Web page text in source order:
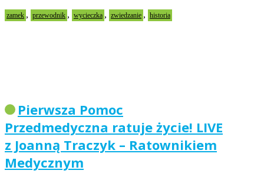
zamek , przewodnik , wycieczka , zwiedzanie , historia
Pierwsza Pomoc
Przedmedyczna ratuje życie! LIVE
z Joanną Traczyk – Ratownikiem
Medycznym